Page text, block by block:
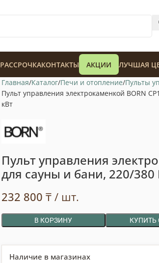
РАССРОЧКАКОНТАКТЫ АКЦИИ ЛУЧШАЯ
Главная Каталог Печи и отопление Пульты
Пульт управления электрокаменкой BORN
кВт
Пульт управления
для сауны и бани, 220/380
232 800 ₸/ шт.
В КОРЗИНУ КУПИТЬ
Наличие в магазинах